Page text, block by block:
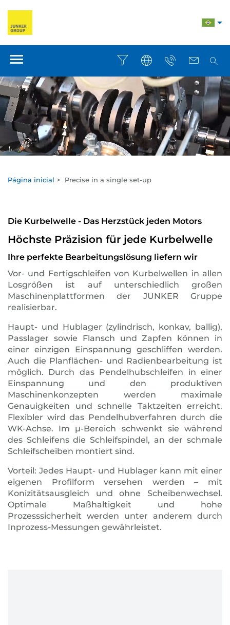
Página inicial > Precise in a single set-up
Die Kurbelwelle - Das Herzstück jeden Motors
Höchste Präzision für jede Kurbelwelle
Ihre perfekte Bearbeitungslösung liefern wir
Vor- und Fertigschleifen von Kurbelwellen in allen
Losgrößen ist auf unterschiedlich großen
Maschinenplattformen der JUNKER Gruppe
realisierbar.
Haupt- und Hublager (zylindrisch, konkav, ballig),
Passlager sowie Flansch und Zapfen können in
einer einzigen Einspannung geschliffen werden.
Auch die Planflächen- und Radienbearbeitung ist
möglich. Durch das Pendelhubschleifen in einer
Einspannung und den produktiven
Maschinenkonzepten werden maximale
Genauigkeiten und schnelle Taktzeiten erreicht.
Flexibler wird das Pendelhubverfahren durch die
WK-Achse. Im μ-Bereich schwenkt sie während
des Schleifens die Schleifspindel, an der schmale
Schleifscheiben montiert sind.
Vorteil: Jedes Haupt- und Hublager kann mit einer
eigenen Profilform versehen werden – mit
Konizitätsausgleich und ohne Scheibenwechsel.
Optimale Maßhaltigkeit und hohe
Prozesssicherheit werden unter anderem durch
Inprozess-Messungen gewährleistet.